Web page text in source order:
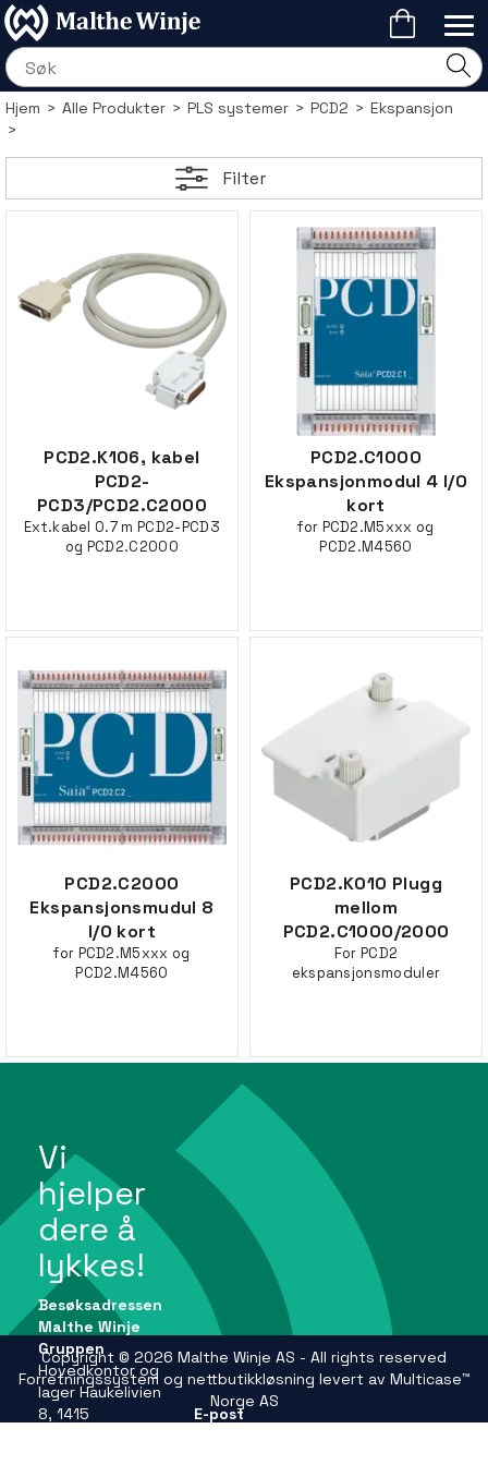
Hjem>Alle Produkter>PLS systemer>PCD2>Ekspansjon
>
Filter
PCD2.K106, kabel
PCD2-
PCD3/PCD2.C2000
Ext.kabel 0.7 m PCD2-PCD3
og PCD2.C2000
PCD2.C1000
Ekspansjonmodul 4 I/O
kort
for PCD2.M5xxx og
PCD2.M4560
PCD2.C2000
Ekspansjonsmudul 8
I/O kort
for PCD2.M5xxx og
PCD2.M4560
PCD2.K010 Plugg
mellom
PCD2.C1000/2000
For PCD2
ekspansjonsmoduler
Vi
hjelper
dere å
lykkes!
Besøksadressen
Malthe Winje
Gruppen
Hovedkontor og
lager Haukelivien
8, 1415
E-post
Copyright © 2026 Malthe Winje AS - All rights reserved
Forretningssystem og nettbutikkløsning levert av Multicase™
Norge AS